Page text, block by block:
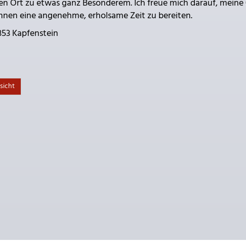
Ort zu etwas ganz Besonderem. Ich freue mich darauf,
eine angenehme, erholsame Zeit zu bereiten.
Kapfenstein